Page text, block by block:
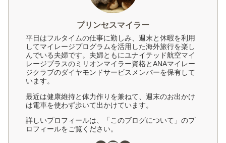
プリンセスマイラー
平日はフルタイムの仕事に勤しみ、週末と休暇を利用
してマイレージプログラムを活用した海外旅行を楽し
んでいる夫婦です。夫婦ともにユナイテッド航空マイ
レージプラスのミリオンマイラー資格とANAマイレー
ジクラブのダイヤモンドサービスメンバーを保有して
います。
最近は健康維持と体力作りを兼ねて、週末のお出かけ
は電車を使わず歩いて出かけています。
詳しいプロフィールは、「このブログについて」のプ
ロフィールをご覧ください。